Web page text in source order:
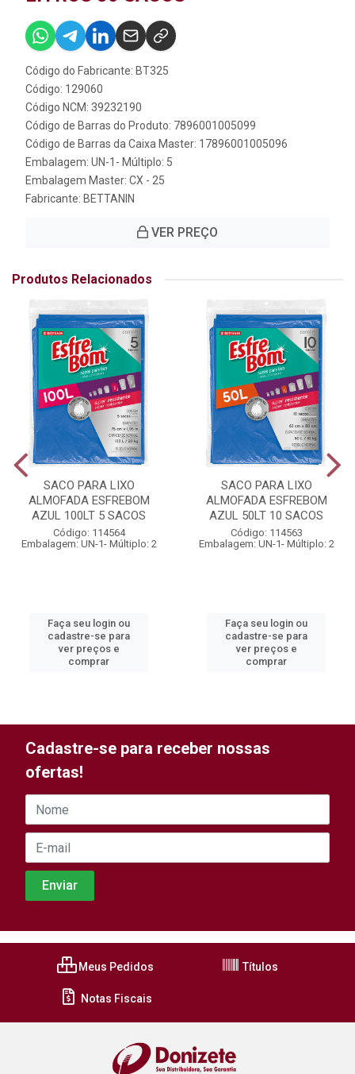
Código do Fabricante: BT325
Código: 129060
Código NCM: 39232190
Código de Barras do Produto: 7896001005099
Código de Barras da Caixa Master: 17896001005096
Embalagem: UN-1- Múltiplo: 5
Embalagem Master: CX - 25
Fabricante: BETTANIN
VER PREÇO
Produtos Relacionados
SACO PARA LIXO
ALMOFADA ESFREBOM
AZUL 100LT 5 SACOS
Código: 114564
Embalagem: UN-1- Múltiplo: 2
Faça seu login ou
cadastre-se para
ver preços e
comprar
SACO PARA LIXO
ALMOFADA ESFREBOM
AZUL 50LT 10 SACOS
Código: 114563
Embalagem: UN-1- Múltiplo: 2
Faça seu login ou
cadastre-se para
ver preços e
comprar
Cadastre-se para receber nossas
ofertas!
Meus Pedidos Títulos
Notas Fiscais